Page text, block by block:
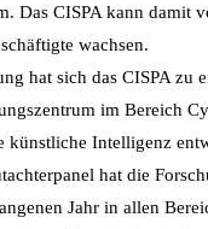
Das CISPA kann damit
wachsen.
hat sich das CISPA zu
im Bereich
künstliche Intelligenz
hat die
Jahr in allen